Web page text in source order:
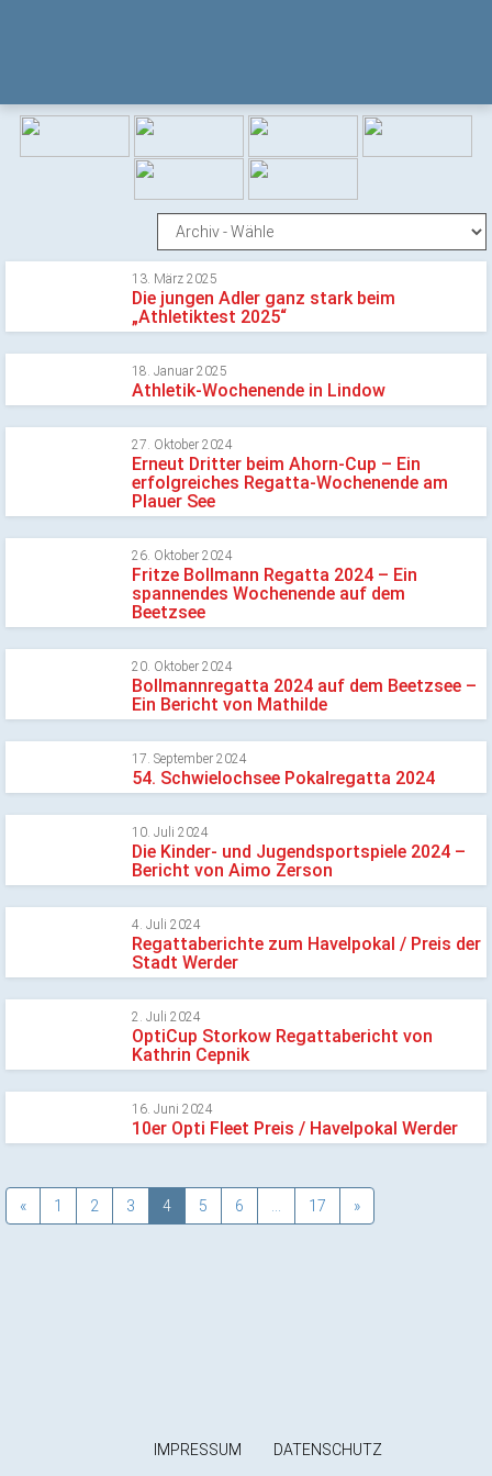
13. März 2025
Die jungen Adler ganz stark beim
„Athletiktest 2025“
18. Januar 2025
Athletik-Wochenende in Lindow
27. Oktober 2024
Erneut Dritter beim Ahorn-Cup – Ein
erfolgreiches Regatta-Wochenende am
Plauer See
26. Oktober 2024
Fritze Bollmann Regatta 2024 – Ein
spannendes Wochenende auf dem
Beetzsee
20. Oktober 2024
Bollmannregatta 2024 auf dem Beetzsee –
Ein Bericht von Mathilde
17. September 2024
54. Schwielochsee Pokalregatta 2024
10. Juli 2024
Die Kinder- und Jugendsportspiele 2024 –
Bericht von Aimo Zerson
4. Juli 2024
Regattaberichte zum Havelpokal / Preis der
Stadt Werder
2. Juli 2024
OptiCup Storkow Regattabericht von
Kathrin Cepnik
16. Juni 2024
10er Opti Fleet Preis / Havelpokal Werder
« 1 2 3 4 5 6 17 »
IMPRESSUM DATENSCHUTZ